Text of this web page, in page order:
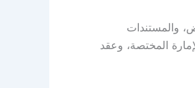
والمستندات
المختصة، وعقد